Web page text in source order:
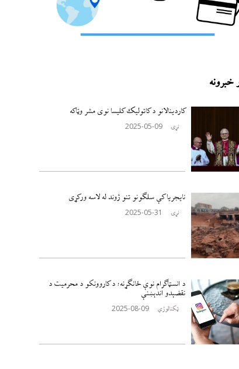
خبرونه
کاردینالانو د کاتولیک کلیسا نوی مشر وټاکه
نړۍ 2025-05-09
نایجریا کې سلګونو تنو ژوند له لاسه ورکړی
نړۍ 2025-05-31
د انسټاګرام نوې ځانګړنه؛ د کاروونکو د محرمیت د
نقضېدو اندېښنې
ټکنالوژي 2025-08-09